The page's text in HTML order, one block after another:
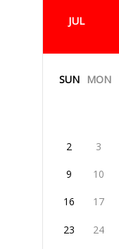
JUL
SUN MON
2 3
9 10
16 17
23 24